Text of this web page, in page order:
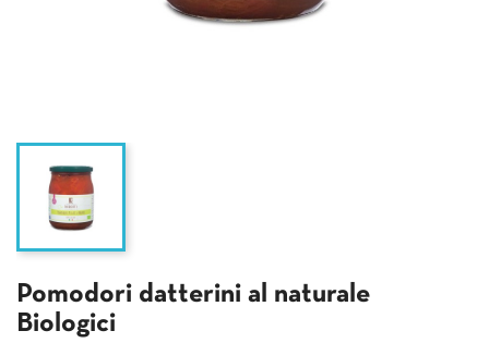
Pomodori datterini al naturale
Biologici